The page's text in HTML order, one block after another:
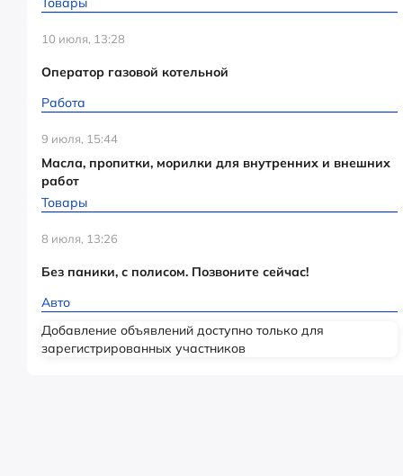
10 июля, 13:28
Оператор газовой котельной
Работа
9 июля, 15:44
Масла, пропитки, морилки для внутренних и внешних
работ
Товары
8 июля, 13:26
Без паники, с полисом. Позвоните сейчас!
Авто
Добавление объявлений доступно только для
зарегистрированных участников